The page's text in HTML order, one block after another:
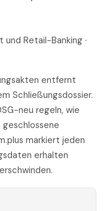
Retail-Banking ·
entfernt
Schließungsdossier.
neu regeln, wie
markiert jeden
erhalten